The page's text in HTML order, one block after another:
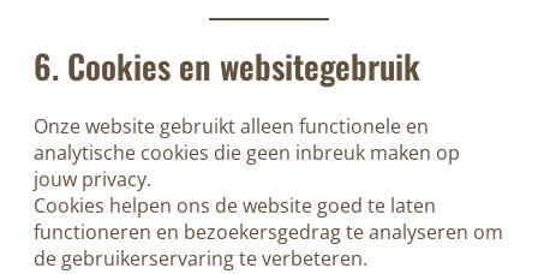
6. Cookies en websitegebruik
Onze website gebruikt alleen functionele en
analytische cookies die geen inbreuk maken op
jouw privacy.
Cookies helpen ons de website goed te laten
functioneren en bezoekersgedrag te analyseren om
de gebruikerservaring te verbeteren.